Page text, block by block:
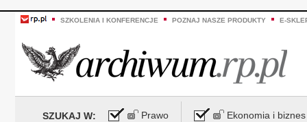
SZKOLENIA I KONFERENCJE POZNAJ NASZE PRODUKTY E-
SZUKAJ W: Prawo Ekonomia i biznes